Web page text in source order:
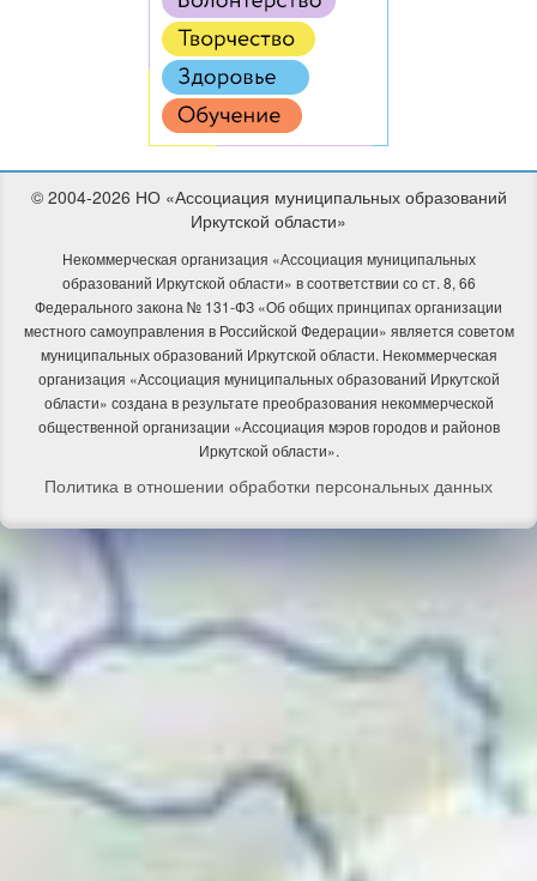
© 2004-2026 НО «Ассоциация муниципальных образований
Иркутской области»
Некоммерческая организация «Ассоциация муниципальных
образований Иркутской области» в соответствии со ст. 8, 66
Федерального закона № 131-ФЗ «Об общих принципах организации
местного самоуправления в Российской Федерации» является советом
муниципальных образований Иркутской области. Некоммерческая
организация «Ассоциация муниципальных образований Иркутской
области» создана в результате преобразования некоммерческой
общественной организации «Ассоциация мэров городов и районов
Иркутской области».
Политика в отношении обработки персональных данных